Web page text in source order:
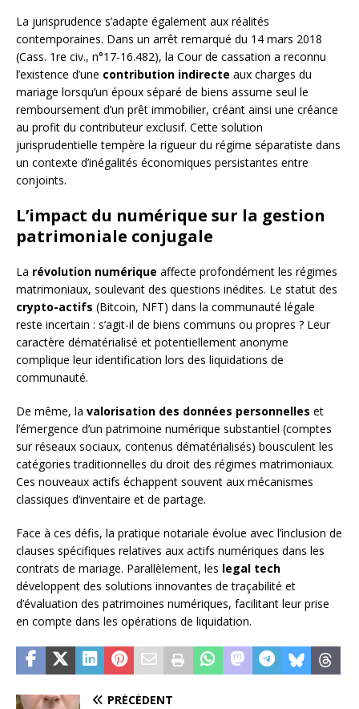
La jurisprudence s’adapte également aux réalités
contemporaines. Dans un arrêt remarqué du 14 mars 2018
(Cass. 1re civ., n°17-16.482), la Cour de cassation a reconnu
l’existence d’une contribution indirecte aux charges du
mariage lorsqu’un époux séparé de biens assume seul le
remboursement d’un prêt immobilier, créant ainsi une créance
au profit du contributeur exclusif. Cette solution
jurisprudentielle tempère la rigueur du régime séparatiste dans
un contexte d’inégalités économiques persistantes entre
conjoints.
L’impact du numérique sur la gestion
patrimoniale conjugale
La révolution numérique affecte profondément les régimes
matrimoniaux, soulevant des questions inédites. Le statut des
crypto-actifs (Bitcoin, NFT) dans la communauté légale
reste incertain : s’agit-il de biens communs ou propres ? Leur
caractère dématérialisé et potentiellement anonyme
complique leur identification lors des liquidations de
communauté.
De même, la valorisation des données personnelles et
l’émergence d’un patrimoine numérique substantiel (comptes
sur réseaux sociaux, contenus dématérialisés) bousculent les
catégories traditionnelles du droit des régimes matrimoniaux.
Ces nouveaux actifs échappent souvent aux mécanismes
classiques d’inventaire et de partage.
Face à ces défis, la pratique notariale évolue avec l’inclusion de
clauses spécifiques relatives aux actifs numériques dans les
contrats de mariage. Parallèlement, les legal tech
développent des solutions innovantes de traçabilité et
d’évaluation des patrimoines numériques, facilitant leur prise
en compte dans les opérations de liquidation.
PRÉCÉDENT